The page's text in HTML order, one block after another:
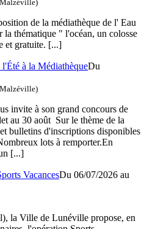
de la médiathèque de l' Eau
thématique " l'océan, un colosse
et gratuite. [...]
l'Été à la MédiathèqueDu
invite à son grand concours de
au 30 août Sur le thème de la
bulletins d'inscriptions disponibles
lots à remporter.En
[...]
VacancesDu 06/07/2026 au
la Ville de Lunéville propose, en